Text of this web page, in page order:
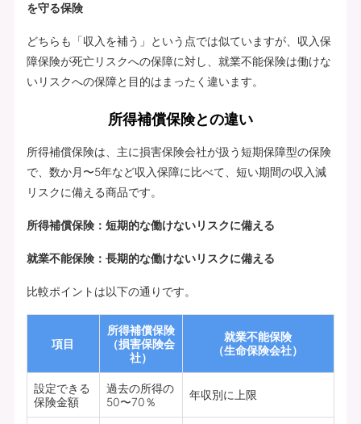
を守る保険
どちらも「収入を補う」という点では似ていますが、収入保
障保険が死亡リスクへの保障に対し、就業不能保険は働けな
いリスクへの保障と目的はまったく違います。
所得補償保険との違い
所得補償保険は、主に損害保険会社が扱う短期保障型の保険
で、数か月〜5年など収入保障に比べて、短い期間の収入減
リスクに備える商品です。
所得補償保険：短期的な働けないリスクに備える
就業不能保険：長期的な働けないリスクに備える
比較ポイントは以下の通りです。
項目
所得補償保険
（損害保険会
社）
就業不能保険
（生命保険会社）
設定できる
保険金額
過去の所得の
50〜70％
年収別に上限